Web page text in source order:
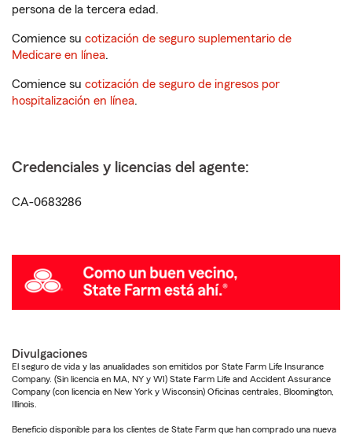
persona de la tercera edad.
Comience su cotización de seguro suplementario de
Medicare en línea.
Comience su cotización de seguro de ingresos por
hospitalización en línea.
Credenciales y licencias del agente:
CA-0683286
Divulgaciones
El seguro de vida y las anualidades son emitidos por State Farm Life Insurance
Company. (Sin licencia en MA, NY y WI) State Farm Life and Accident Assurance
Company (con licencia en New York y Wisconsin) Oficinas centrales, Bloomington,
Illinois.
Beneficio disponible para los clientes de State Farm que han comprado una nueva